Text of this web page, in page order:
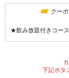
クー
★飲み放題付きコー
下記ボタ